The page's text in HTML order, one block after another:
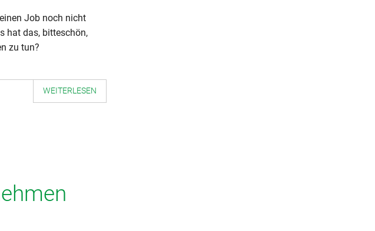
Job noch nicht
hat das, bitteschön,
zu tun?
WEITERLESEN